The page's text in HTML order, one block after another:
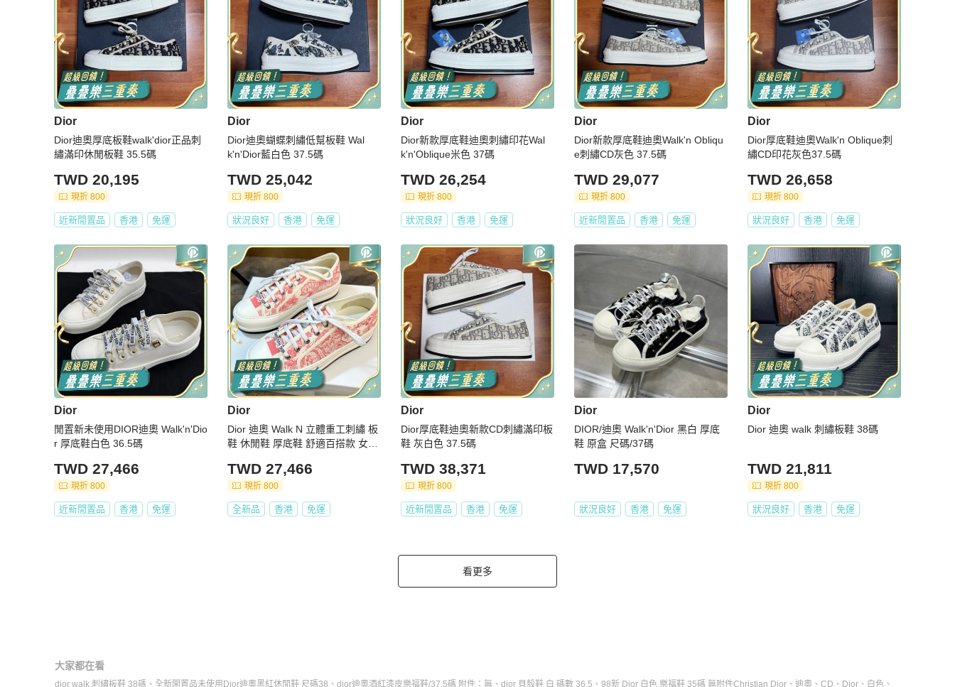
Dior
Dior迪奧厚底板鞋walk'dior正品刺
繡滿印休閒板鞋 35.5碼
TWD 20,195
現折 800
近新閒置品 香港 免運
Dior
Dior迪奧蝴蝶刺繡低幫板鞋 Wal
k'n'Dior藍白色 37.5碼
TWD 25,042
現折 800
狀況良好 香港 免運
Dior
Dior新款厚底鞋迪奧刺繡印花Wal
k'n'Oblique米色 37碼
TWD 26,254
現折 800
狀況良好 香港 免運
Dior
Dior新款厚底鞋迪奧Walk'n Obliqu
e刺繡CD灰色 37.5碼
TWD 29,077
現折 800
近新閒置品 香港 免運
Dior
Dior厚底鞋迪奧Walk'n Oblique刺
繡CD印花灰色37.5碼
TWD 26,658
現折 800
狀況良好 香港 免運
Dior
閒置新未使用DIOR迪奧 Walk'n'Dio
r 厚底鞋白色 36.5碼
TWD 27,466
現折 800
近新閒置品 香港 免運
Dior
Dior 迪奧 Walk N 立體重工刺繡 板
鞋 休閒鞋 厚底鞋 舒適百搭款 女款
TWD 27,466
現折 800
全新品 香港 免運
Dior
Dior厚底鞋迪奧新款CD刺繡滿印板
鞋 灰白色 37.5碼
TWD 38,371
現折 800
近新閒置品 香港 免運
Dior
DIOR/迪奧 Walk'n'Dior 黑白 厚底
鞋 原盒 尺碼/37碼
TWD 17,570
狀況良好 香港 免運
Dior
Dior 迪奧 walk 刺繡板鞋 38碼
TWD 21,811
現折 800
狀況良好 香港 免運
看更多
大家都在看
dior walk 刺繡板鞋 38碼 、 全新閑置品未使用Dior迪奧黑紅休閒鞋 尺碼38 、 dior迪奧酒紅漆皮樂福鞋/37.5碼 附件：無 、 dior 貝殼鞋 白 碼數 36.5 、 98新 Dior 白色 樂福鞋 35碼 無附件Christian Dior 、 迪奧 、 CD 、 Dior 、 白色 、